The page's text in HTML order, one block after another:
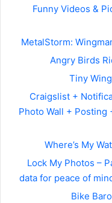
Funny Videos &
MetalStorm:
Angry Birds
Tiny
Craigslist +
Photo Wall + Posting
Where’s My
Lock My Photos –
data for peace of
Bike